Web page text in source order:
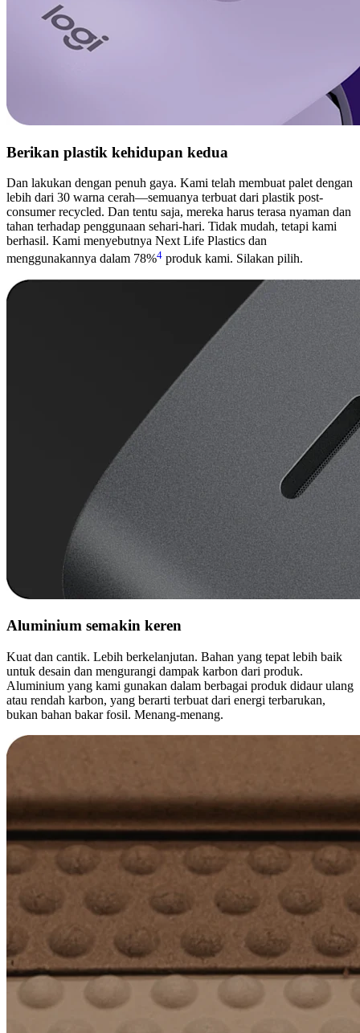
Berikan plastik kehidupan kedua
Dan lakukan dengan penuh gaya. Kami telah membuat palet dengan
lebih dari 30 warna cerah—semuanya terbuat dari plastik post-
consumer recycled. Dan tentu saja, mereka harus terasa nyaman dan
tahan terhadap penggunaan sehari-hari. Tidak mudah, tetapi kami
berhasil. Kami menyebutnya Next Life Plastics dan
menggunakannya dalam 78%4 produk kami. Silakan pilih.
Aluminium semakin keren
Kuat dan cantik. Lebih berkelanjutan. Bahan yang tepat lebih baik
untuk desain dan mengurangi dampak karbon dari produk.
Aluminium yang kami gunakan dalam berbagai produk didaur ulang
atau rendah karbon, yang berarti terbuat dari energi terbarukan,
bukan bahan bakar fosil. Menang-menang.